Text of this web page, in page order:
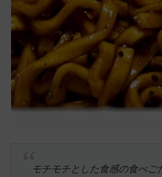
モチモチとした食感の食べご